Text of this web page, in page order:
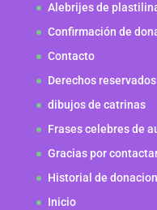
Alebrijes de
Confirmación de
Contacto
Derechos reservados
dibujos de catrinas
Frases celebres de
Gracias por
Historial de
Inicio